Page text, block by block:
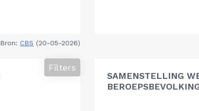
Bron: CBS (20-05-2026)
Filters
SAMENSTELLING